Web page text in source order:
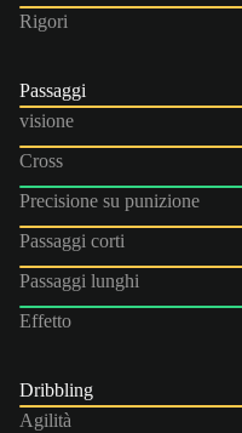
Rigori
Passaggi
visione
Cross
Precisione su punizione
Passaggi corti
Passaggi lunghi
Effetto
Dribbling
Agilità